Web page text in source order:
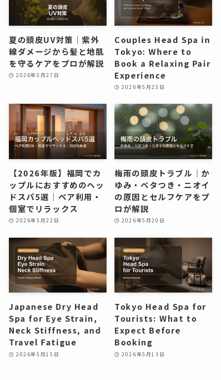
夏の頭皮UV対策｜紫外
線ダメージから髪と地肌
を守るケアをプロが解説
2026年5月27日
Couples Head Spa in
Tokyo: Where to
Book a Relaxing Pair
Experience
2026年5月25日
【2026年版】福岡でカ
ップルにおすすめのヘッ
ドスパ5選｜ペア利用・
個室でリラックス
2026年5月22日
梅雨の頭皮トラブル｜か
ゆみ・ベタつき・ニオイ
の原因とセルフケアをプ
ロが解説
2026年5月20日
Japanese Dry Head
Spa for Eye Strain,
Neck Stiffness, and
Travel Fatigue
2026年5月15日
Tokyo Head Spa for
Tourists: What to
Expect Before
Booking
2026年5月13日